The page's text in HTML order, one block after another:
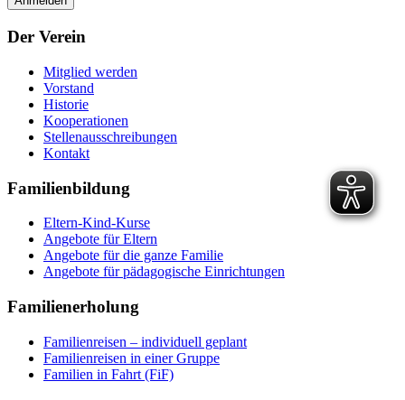
Der Verein
Mitglied werden
Vorstand
Historie
Kooperationen
Stellenausschreibungen
Kontakt
Familienbildung
Eltern-Kind-Kurse
Angebote für Eltern
Angebote für die ganze Familie
Angebote für pädagogische Einrichtungen
Familienerholung
Familienreisen – individuell geplant
Familienreisen in einer Gruppe
Familien in Fahrt (FiF)